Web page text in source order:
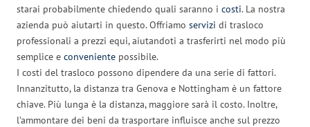
starai probabilmente chiedendo quali saranno i costi. La nostra
azienda può aiutarti in questo. Offriamo servizi di trasloco
professionali a prezzi equi, aiutandoti a trasferirti nel modo più
semplice e conveniente possibile.
I costi del trasloco possono dipendere da una serie di fattori.
Innanzitutto, la distanza tra Genova e Nottingham è un fattore
chiave. Più lunga è la distanza, maggiore sarà il costo. Inoltre,
l’ammontare dei beni da trasportare influisce anche sul prezzo